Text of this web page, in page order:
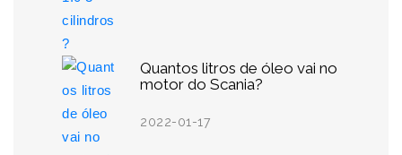
Quantos litros de óleo vai no
motor do Scania?
2022-01-17